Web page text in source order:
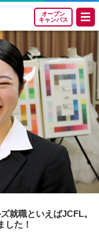
オープン
キャンパス
就職といえばJCFL。
した！